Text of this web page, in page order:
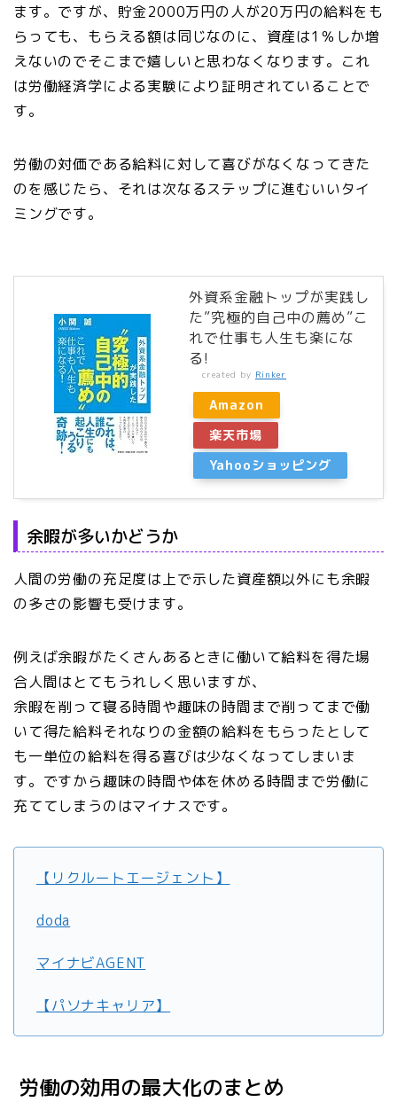
ます。ですが、貯金2000万円の人が20万円の給料をも
らっても、もらえる額は同じなのに、資産は1％しか増
えないのでそこまで嬉しいと思わなくなります。これ
は労働経済学による実験により証明されていることで
す。
労働の対価である給料に対して喜びがなくなってきた
のを感じたら、それは次なるステップに進むいいタイ
ミングです。
外資系金融トップが実践し
た”究極的自己中の薦め”こ
れで仕事も人生も楽にな
る!
created by Rinker
Amazon
楽天市場
Yahooショッピング
余暇が多いかどうか
人間の労働の充足度は上で示した資産額以外にも余暇
の多さの影響も受けます。
例えば余暇がたくさんあるときに働いて給料を得た場
合人間はとてもうれしく思いますが、
余暇を削って寝る時間や趣味の時間まで削ってまで働
いて得た給料それなりの金額の給料をもらったとして
も一単位の給料を得る喜びは少なくなってしまいま
す。ですから趣味の時間や体を休める時間まで労働に
充ててしまうのはマイナスです。
【リクルートエージェント】
doda
マイナビAGENT
【パソナキャリア】
労働の効用の最大化のまとめ